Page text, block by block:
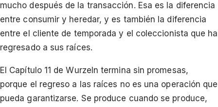
mucho después de la transacción. Esa es la diferencia
entre consumir y heredar, y es también la diferencia
entre el cliente de temporada y el coleccionista que ha
regresado a sus raíces.
El Capítulo 11 de Wurzeln termina sin promesas,
porque el regreso a las raíces no es una operación que
pueda garantizarse. Se produce cuando se produce,